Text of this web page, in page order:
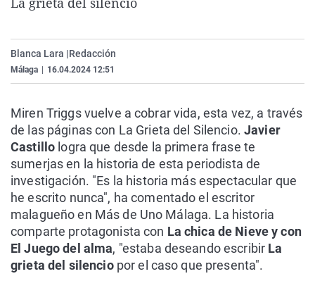
Gente viajera
Retornados
Operación Viuda
Galicia
Navarra
País Vasco
Televisión
Blanca Lara |Redacción
Málaga 16.04.2024 12:51
Miren Triggs vuelve a cobrar vida, esta vez, a través
de las páginas con La Grieta del Silencio. Javier
Castillo logra que desde la primera frase te
sumerjas en la historia de esta periodista de
investigación. "Es la historia más espectacular que
he escrito nunca", ha comentado el escritor
malagueño en Más de Uno Málaga. La historia
comparte protagonista con La chica de Nieve y con
El Juego del alma, "estaba deseando escribir La
grieta del silenciopor el caso que presenta".